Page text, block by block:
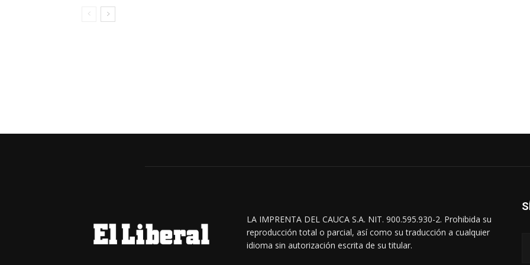
LA IMPRENTA DEL CAUCA S.A. NIT. 900.595.930-2. Prohibida su
reproducción total o parcial, así como su traducción a cualquier
idioma sin autorización escrita de su titular.